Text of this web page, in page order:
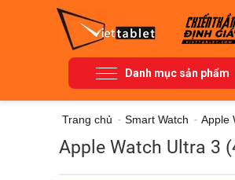
Danh mục sản phẩm
Trang chủ - Smart Watch - Apple
Apple Watch Ultra 3